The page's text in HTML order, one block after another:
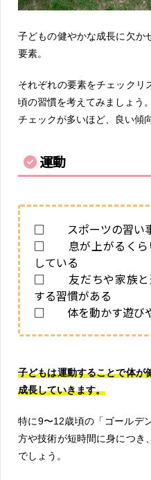
子どもの健やかな成長に欠か
要素。
それぞれの要素をチェックリ
頃の習慣を考えてみましょう。
チェックが多いほど、良い傾
運動
□ スポーツの習い事
□ 息が上がるくら
している
□ 友だちや家族と
する習慣がある
□ 体を動かす遊びや
子どもは運動することで体が
成長していきます。
特に9〜12歳頃の「ゴールデ
方や技術が短時間に身につき
でしょう。